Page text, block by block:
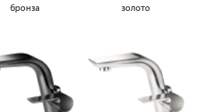
бронза золото